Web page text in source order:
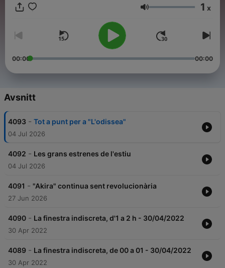
Volym 1 x
00:00 00:00
Avsnitt
4093 - Tot a punt per a "L'odissea"
04 Jul 2026
4092 - Les grans estrenes de l'estiu
04 Jul 2026
4091 - "Akira" continua sent revolucionària
27 Jun 2026
4090 - La finestra indiscreta, d'1 a 2 h - 30/04/2022
30 Apr 2022
4089 - La finestra indiscreta, de 00 a 01 - 30/04/2022
30 Apr 2022